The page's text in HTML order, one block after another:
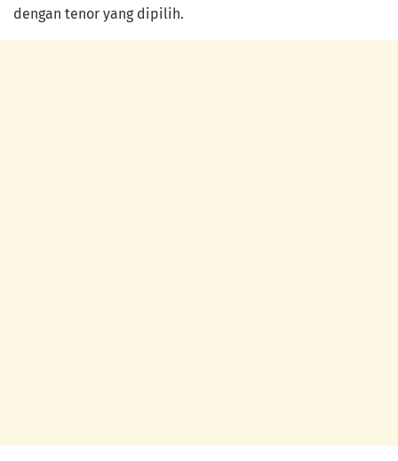
dengan tenor yang dipilih.